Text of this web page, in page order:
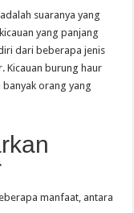
suaranya yang
yang panjang
dari beberapa jenis
Kicauan burung haur
orang yang
manfaat, antara